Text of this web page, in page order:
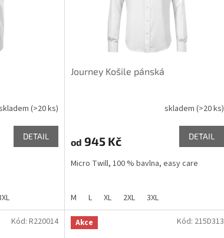
(>20 ks)
DETAIL
Journey Košile pánská
skladem (>20 ks)
od 945 Kč DETAIL
Micro Twill, 100 % bavlna, easy care
M L XL 2XL 3XL
Kód: R220014 Akce Kód: 215D313